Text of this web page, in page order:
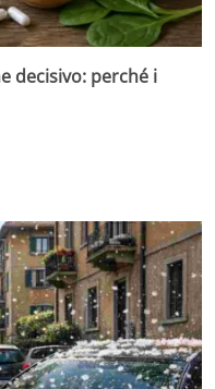
decisivo: perché i